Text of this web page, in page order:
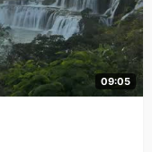
09:05